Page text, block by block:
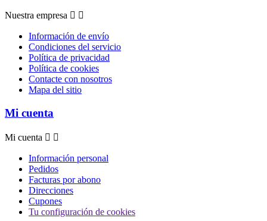
Nuestra empresa  
Información de envío
Condiciones del servicio
Política de privacidad
Política de cookies
Contacte con nosotros
Mapa del sitio
Mi cuenta
Mi cuenta  
Información personal
Pedidos
Facturas por abono
Direcciones
Cupones
Tu configuración de cookies